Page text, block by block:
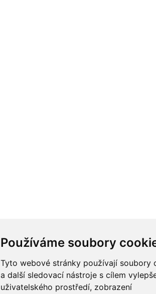
Používáme soubory
Tyto webové stránky používají soubory
a další sledovací nástroje s cílem
uživatelského prostředí, zobrazení